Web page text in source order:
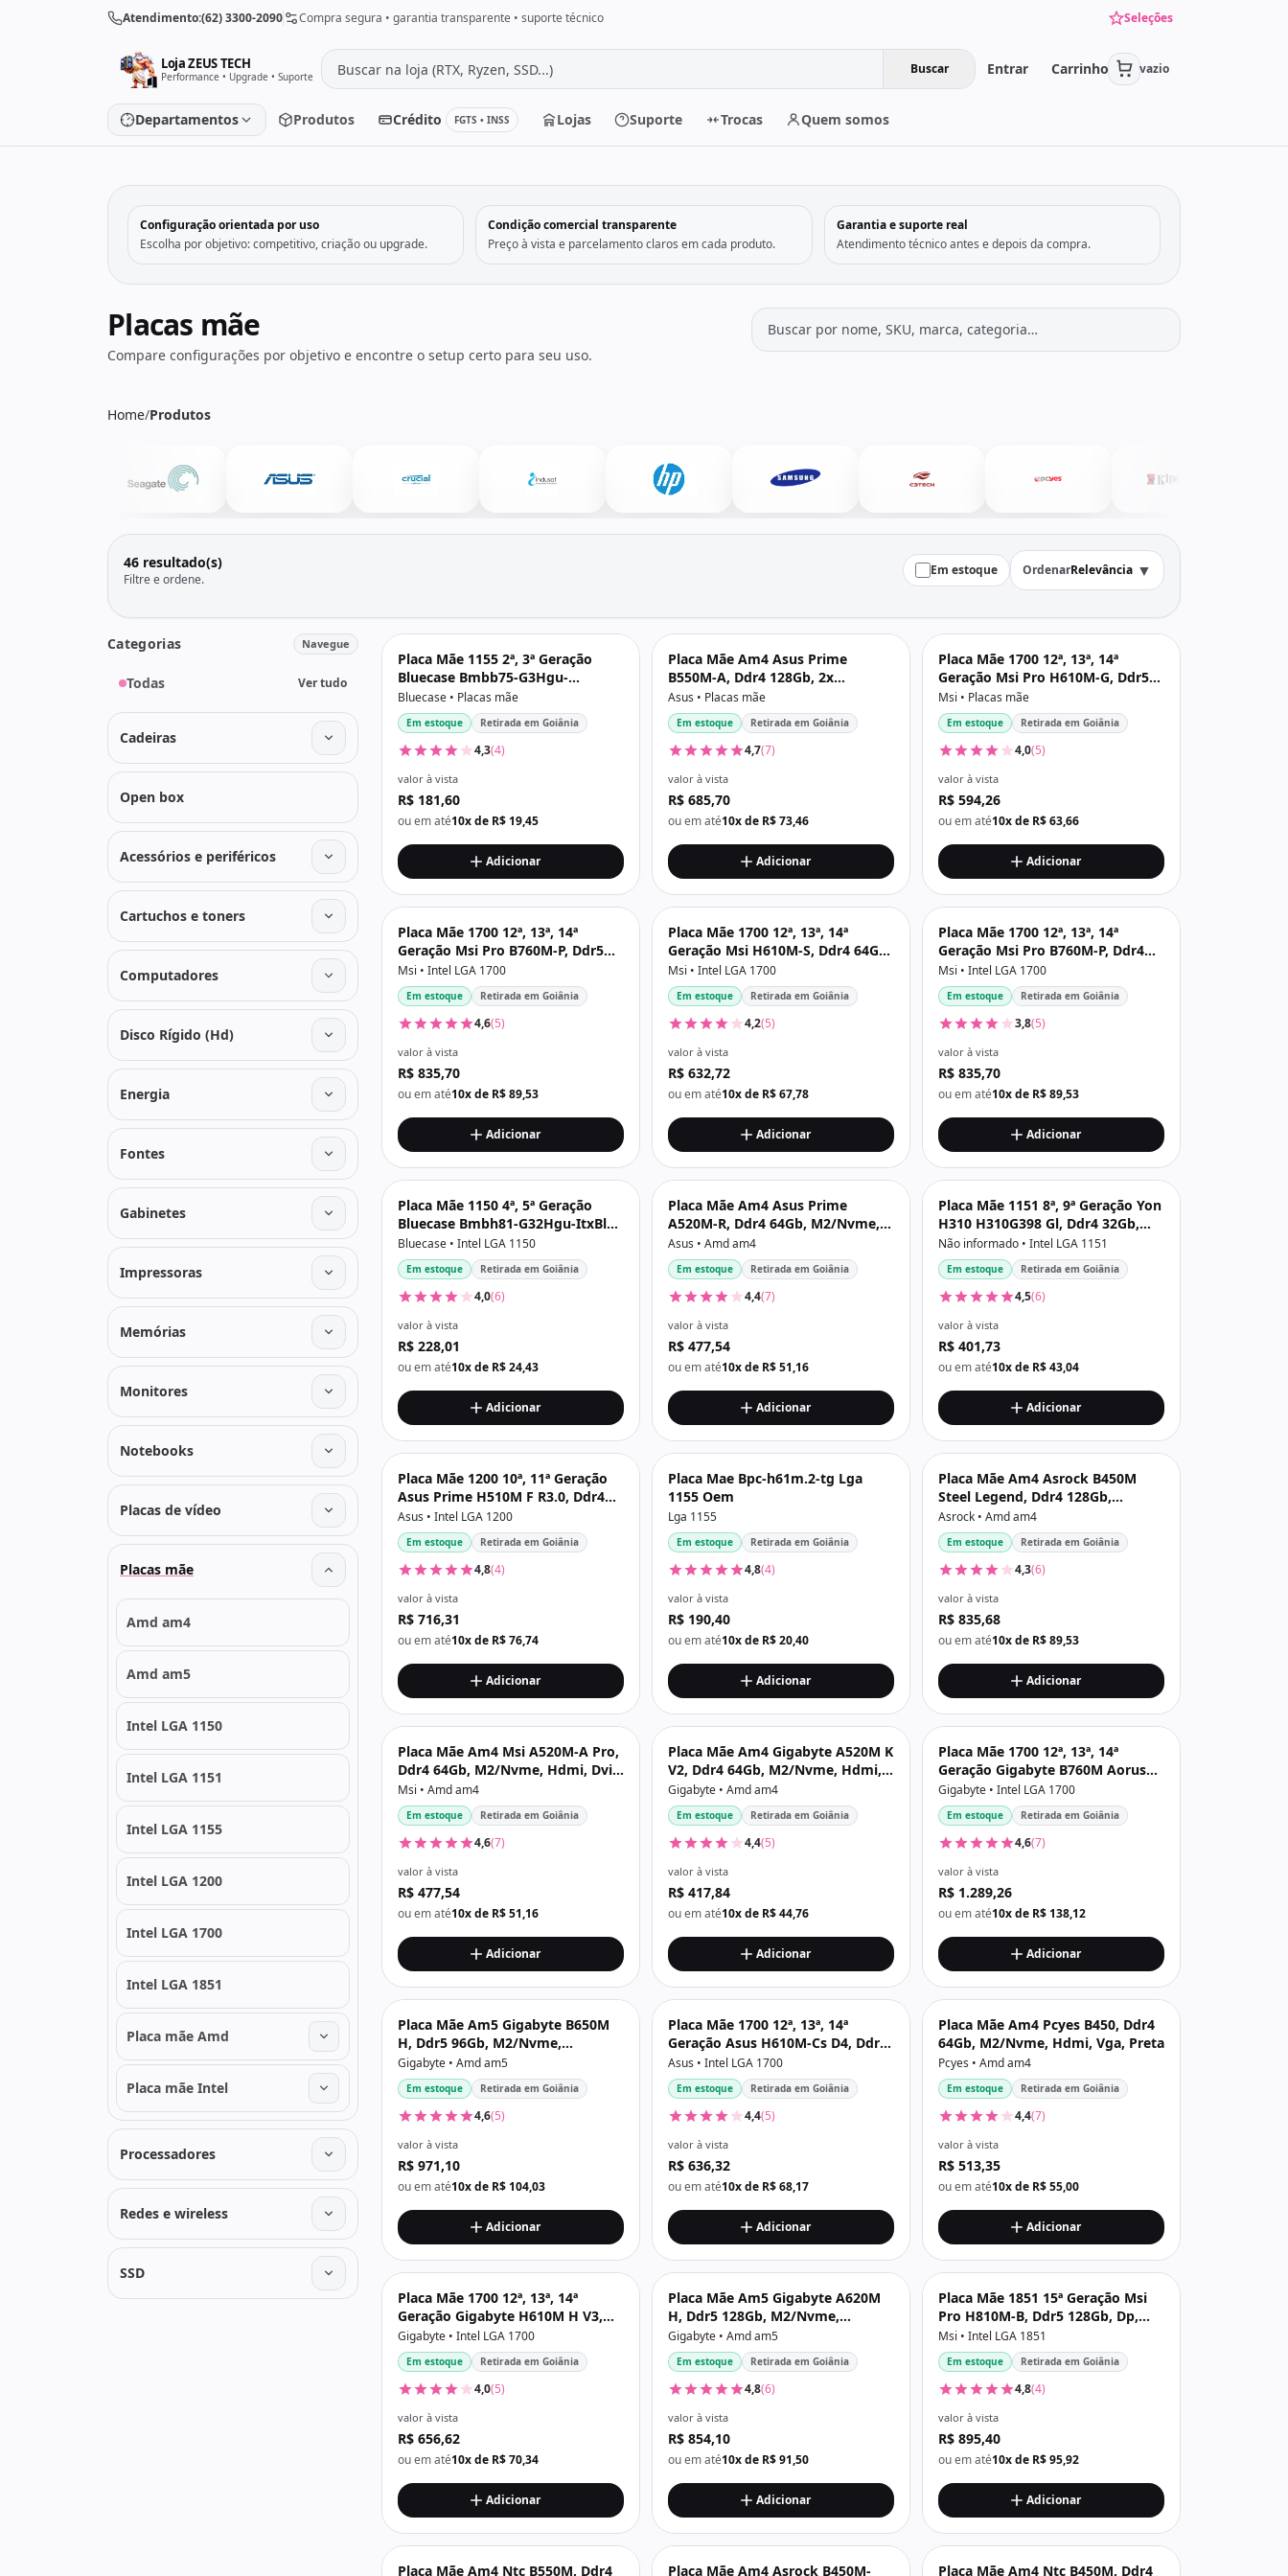
Pular para o conteúdoAtendimento:(62) 3300-2090 Compra segura • garantia transparente • suporte técnico Seleções
Loja ZEUS TECH
Performance • Upgrade • Suporte Buscar Entrar Carrinho vazio
Departamentos
Placa de vídeo Processador
Placa-mãe Memória
SSD/HD Periféricos
PC Gamer Notebooks
Monitores
Produtos Crédito FGTS • INSS Lojas Suporte Trocas Quem somos
‹ ›
Configuração orientada por uso
Escolha por objetivo: competitivo, criação ou upgrade.
Condição comercial transparente
Preço à vista e parcelamento claros em cada produto.
Garantia e suporte real
Atendimento técnico antes e depois da compra.
Placas mãe
Compare configurações por objetivo e encontre o setup certo para seu uso.
Home/Produtos
46 resultado(s)
Filtre e ordene.
Em estoque OrdenarRelevância ▼
Categorias Navegue
Todas Ver tudo
Cadeiras
Open box
Acessórios e periféricos
Cartuchos e toners
Computadores
Disco Rígido (Hd)
Energia
Fontes
Gabinetes
Impressoras
Memórias
Monitores
Notebooks
Placas de vídeo
Placas mãe
Amd am4
Amd am5
Intel LGA 1150
Intel LGA 1151
Intel LGA 1155
Intel LGA 1200
Intel LGA 1700
Intel LGA 1851
Placa mãe Amd
Placa mãe Intel
Processadores
Redes e wireless
SSD
Placa Mãe 1155 2ª, 3ª Geração
Bluecase Bmbb75-G3Hgu-
M2R3Bx, Ddr3 16Gb, M2/Nvme,
Hdmi, Vga, 1000 Mb/S, Preta
Bluecase • Placas mãe
Em estoque Retirada em Goiânia
4,3(4)
valor à vista
R$ 181,60
ou em até10x de R$ 19,45
Adicionar
Placa Mãe Am4 Asus Prime
B550M-A, Ddr4 128Gb, 2x
M2/Nvme, Hdmi, Dvi, Vga, Preta
Asus • Placas mãe
Em estoque Retirada em Goiânia
4,7(7)
valor à vista
R$ 685,70
ou em até10x de R$ 73,46
Adicionar
Placa Mãe 1700 12ª, 13ª, 14ª
Geração Msi Pro H610M-G, Ddr5
096Gb, Dp, Hdmi, Vga, Usb 3.2,
M2/Nvme, Preta
Msi • Placas mãe
Em estoque Retirada em Goiânia
4,0(5)
valor à vista
R$ 594,26
ou em até10x de R$ 63,66
Adicionar
Placa Mãe 1700 12ª, 13ª, 14ª
Geração Msi Pro B760M-P, Ddr5
192Gb, Dp, Hdmi, Vga, Usb 3.2,
M2/Nvme, Preta
Msi • Intel LGA 1700
Em estoque Retirada em Goiânia
4,6(5)
valor à vista
R$ 835,70
ou em até10x de R$ 89,53
Adicionar
Placa Mãe 1700 12ª, 13ª, 14ª
Geração Msi H610M-S, Ddr4 64Gb,
Nvme, Hdmi, Preta
Msi • Intel LGA 1700
Em estoque Retirada em Goiânia
4,2(5)
valor à vista
R$ 632,72
ou em até10x de R$ 67,78
Adicionar
Placa Mãe 1700 12ª, 13ª, 14ª
Geração Msi Pro B760M-P, Ddr4
128Gb, Dp, Hdmi, Vga, Usb 3.2,
M2/Nvme, Preta
Msi • Intel LGA 1700
Em estoque Retirada em Goiânia
3,8(5)
valor à vista
R$ 835,70
ou em até10x de R$ 89,53
Adicionar
Placa Mãe 1150 4ª, 5ª Geração
Bluecase Bmbh81-G32Hgu-ItxBlk,
Ddr3 16Gb, M2/Nvme, 2x Hdmi,
10/100/1000 Mb/S
Bluecase • Intel LGA 1150
Em estoque Retirada em Goiânia
4,0(6)
valor à vista
R$ 228,01
ou em até10x de R$ 24,43
Adicionar
Placa Mãe Am4 Asus Prime
A520M-R, Ddr4 64Gb, M2/Nvme,
Hdmi, Preta
Asus • Amd am4
Em estoque Retirada em Goiânia
4,4(7)
valor à vista
R$ 477,54
ou em até10x de R$ 51,16
Adicionar
Placa Mãe 1151 8ª, 9ª Geração Yon
H310 H310G398 Gl, Ddr4 32Gb,
M2, Hdmi, Vga
Não informado • Intel LGA 1151
Em estoque Retirada em Goiânia
4,5(6)
valor à vista
R$ 401,73
ou em até10x de R$ 43,04
Adicionar
Placa Mãe 1200 10ª, 11ª Geração
Asus Prime H510M F R3.0, Ddr4
64Gb, Hdmi, Usb3.2, M2/Nvme,
Preta
Asus • Intel LGA 1200
Em estoque Retirada em Goiânia
4,8(4)
valor à vista
R$ 716,31
ou em até10x de R$ 76,74
Adicionar
Placa Mae Bpc-h61m.2-tg Lga
1155 Oem
Lga 1155
Em estoque Retirada em Goiânia
4,8(4)
valor à vista
R$ 190,40
ou em até10x de R$ 20,40
Adicionar
Placa Mãe Am4 Asrock B450M
Steel Legend, Ddr4 128Gb,
M2/Nvme, Displayport, Hdmi,
Preta
Asrock • Amd am4
Em estoque Retirada em Goiânia
4,3(6)
valor à vista
R$ 835,68
ou em até10x de R$ 89,53
Adicionar
Placa Mãe Am4 Msi A520M-A Pro,
Ddr4 64Gb, M2/Nvme, Hdmi, Dvi,
Áudio 7.1, Preta
Msi • Amd am4
Em estoque Retirada em Goiânia
4,6(7)
valor à vista
R$ 477,54
ou em até10x de R$ 51,16
Adicionar
Placa Mãe Am4 Gigabyte A520M K
V2, Ddr4 64Gb, M2/Nvme, Hdmi,
Vga, Preta
Gigabyte • Amd am4
Em estoque Retirada em Goiânia
4,4(5)
valor à vista
R$ 417,84
ou em até10x de R$ 44,76
Adicionar
Placa Mãe 1700 12ª, 13ª, 14ª
Geração Gigabyte B760M Aorus
Elite, Ddr5 256Gb, Dp, Hdmi,
Usb3.2, M2/Nvme, Preta
Gigabyte • Intel LGA 1700
Em estoque Retirada em Goiânia
4,6(7)
valor à vista
R$ 1.289,26
ou em até10x de R$ 138,12
Adicionar
Placa Mãe Am5 Gigabyte B650M
H, Ddr5 96Gb, M2/Nvme,
Displayport, Hdmi
Gigabyte • Amd am5
Em estoque Retirada em Goiânia
4,6(5)
valor à vista
R$ 971,10
ou em até10x de R$ 104,03
Adicionar
Placa Mãe 1700 12ª, 13ª, 14ª
Geração Asus H610M-Cs D4, Ddr4
64Gb, Nvme, Hdmi, Vga, Usb 3.2,
Preta
Asus • Intel LGA 1700
Em estoque Retirada em Goiânia
4,4(5)
valor à vista
R$ 636,32
ou em até10x de R$ 68,17
Adicionar
Placa Mãe Am4 Pcyes B450, Ddr4
64Gb, M2/Nvme, Hdmi, Vga, Preta
Pcyes • Amd am4
Em estoque Retirada em Goiânia
4,4(7)
valor à vista
R$ 513,35
ou em até10x de R$ 55,00
Adicionar
Placa Mãe 1700 12ª, 13ª, 14ª
Geração Gigabyte H610M H V3,
Ddr4 64Gb, Nvme, Hdmi, Vga,
Preta
Gigabyte • Intel LGA 1700
Em estoque Retirada em Goiânia
4,0(5)
valor à vista
R$ 656,62
ou em até10x de R$ 70,34
Adicionar
Placa Mãe Am5 Gigabyte A620M
H, Ddr5 128Gb, M2/Nvme,
Displayport, Hdmi, Preta
Gigabyte • Amd am5
Em estoque Retirada em Goiânia
4,8(6)
valor à vista
R$ 854,10
ou em até10x de R$ 91,50
Adicionar
Placa Mãe 1851 15ª Geração Msi
Pro H810M-B, Ddr5 128Gb, Dp,
Hdmi, Usb 3.2, M2/Nvme, Preta
Msi • Intel LGA 1851
Em estoque Retirada em Goiânia
4,8(4)
valor à vista
R$ 895,40
ou em até10x de R$ 95,92
Adicionar
Placa Mãe Am4 Ntc B550M, Ddr4
Placa Mãe Am4 Asrock B450M-
Placa Mãe Am4 Ntc B450M, Ddr4